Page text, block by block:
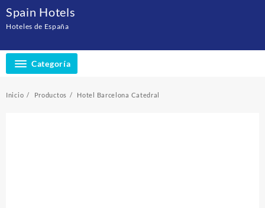
contenido
Spain Hotels
Hoteles de España
Categoría
Inicio Productos Hotel Barcelona Catedral